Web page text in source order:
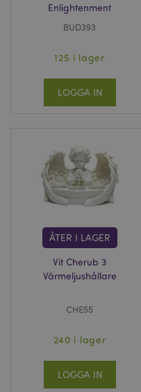
Enlightenment
BUD393
125 i lager
LOGGA IN
ÅTER I LAGER
Vit Cherub 3
Värmeljushållare
CHE55
240 i lager
LOGGA IN